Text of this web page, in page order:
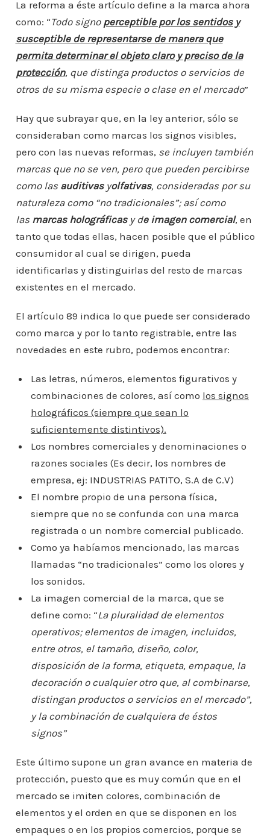
La reforma a éste artículo define a la marca ahora
como: “Todo signo perceptible por los sentidos y
susceptible de representarse de manera que
permita determinar el objeto claro y preciso de la
protección, que distinga productos o servicios de
otros de su misma especie o clase en el mercado”
Hay que subrayar que, en la ley anterior, sólo se
consideraban como marcas los signos visibles,
pero con las nuevas reformas, se incluyen también
marcas que no se ven, pero que pueden percibirse
como las auditivasyolfativas, consideradas por su
naturaleza como “no tradicionales”; así como
las marcas holográficasy de imagen comercial, en
tanto que todas ellas, hacen posible que el público
consumidor al cual se dirigen, pueda
identificarlas y distinguirlas del resto de marcas
existentes en el mercado.
El artículo 89 indica lo que puede ser considerado
como marca y por lo tanto registrable, entre las
novedades en este rubro, podemos encontrar:
Las letras, números, elementos figurativos y
combinaciones de colores, así como los signos
holográficos (siempre que sean lo
suficientemente distintivos).
Los nombres comerciales y denominaciones o
razones sociales (Es decir, los nombres de
empresa, ej: INDUSTRIAS PATITO, S.A de C.V)
El nombre propio de una persona física,
siempre que no se confunda con una marca
registrada o un nombre comercial publicado.
Como ya habíamos mencionado, las marcas
llamadas “no tradicionales” como los olores y
los sonidos.
La imagen comercial de la marca, que se
define como: “La pluralidad de elementos
operativos; elementos de imagen, incluidos,
entre otros, el tamaño, diseño, color,
disposición de la forma, etiqueta, empaque, la
decoración o cualquier otro que, al combinarse,
distingan productos o servicios en el mercado”,
y la combinación de cualquiera de éstos
signos”
Este último supone un gran avance en materia de
protección, puesto que es muy común que en el
mercado se imiten colores, combinación de
elementos y el orden en que se disponen en los
empaques o en los propios comercios, porque se